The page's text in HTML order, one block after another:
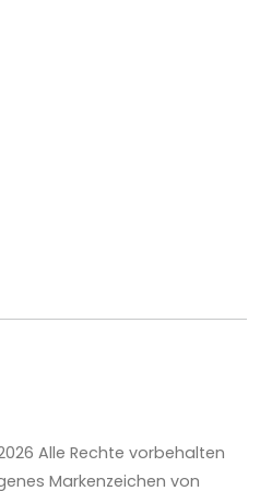
Alle Rechte vorbehalten
Markenzeichen von